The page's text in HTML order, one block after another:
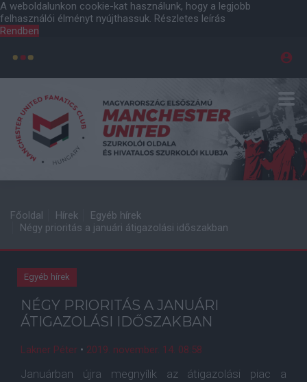
A weboldalunkon cookie-kat használunk, hogy a legjobb
felhasználói élményt nyújthassuk. Részletes leírás
Rendben
Főoldal Hírek
Egyéb hírek
Négy prioritás a januári átigazolási időszakban
Egyéb hírek
NÉGY PRIORITÁS A JANUÁRI
ÁTIGAZOLÁSI IDŐSZAKBAN
Lakner Péter • 2019. november. 14. 08:58
Januárban újra megnyílik az átigazolási piac a